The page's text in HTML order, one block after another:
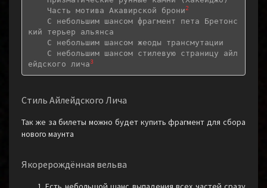
    Часть мотива Акавирской брони
2
кий терьер альянса
ейдского лича3
Стиль Айлейдского Лича
Так же за билеты можно будет купить фрагмент для сбора
нового маунта
Якорерождённая вельва